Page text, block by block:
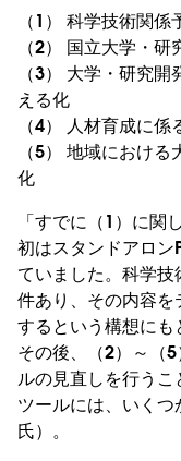
（1） 科学技術関
（2） 国立大学・
（3） 大学・研究
える化
（4） 人材育成に
（5） 地域におけ
化
「すでに（1）に関
初はスタンドアロン
ていました。科学
件あり、その内容
するという構想にも
その後、（2）～（
ルの見直しを行う
ツールには、いく
氏）。